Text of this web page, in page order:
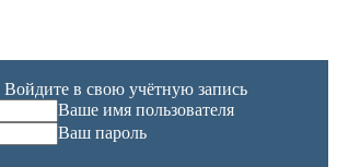
в свою учётную запись
Ваше имя пользователя
Ваш пароль